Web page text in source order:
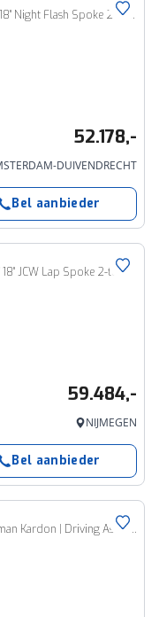
Cooper C | Favoured Uitvoering | Pakket L | 18" Night Flash Spoke 2-tone - Boost Deals | Opruimingsvoordeel
52.178,-
DUIVENDRECHT
Bel aanbieder
JCW Lap Spoke 2-tone
59.484,-
NIJMEGEN
Bel aanbieder
MINI Cooper C | Classic Trim | Pakket L | Harman Kardon | Driving Assistant Plus | Parking Assistant Plus | Stoel & Stuurverwarming